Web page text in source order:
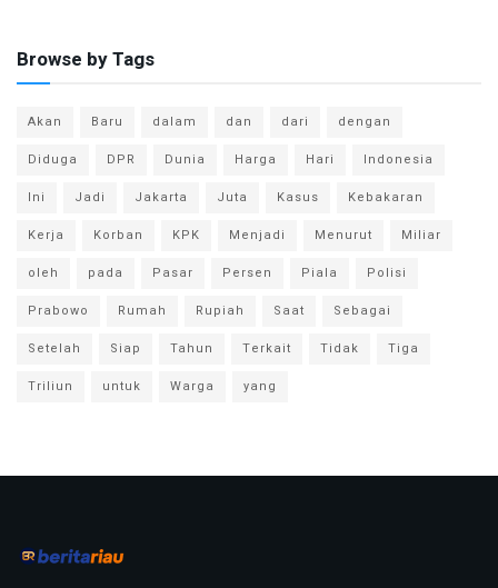
Browse by Tags
Akan Baru dalam dan dari
dengan
Diduga
DPR Dunia Harga Hari
Indonesia
Ini
Jadi Jakarta Juta Kasus
Kebakaran
Kerja
Korban KPK Menjadi Menurut
Miliar
oleh
pada Pasar Persen Piala
Polisi
Prabowo
Rumah Rupiah Saat
Sebagai
Setelah
Siap Tahun Terkait Tidak
Tiga
Triliun
untuk Warga yang